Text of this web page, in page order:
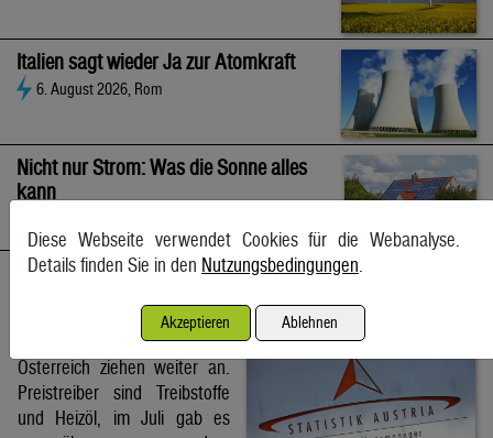
Italien sagt wieder Ja zur Atomkraft
6. August 2026, Rom
Nicht nur Strom: Was die Sonne alles
kann
Großhandelspreise legten auch im Juli kräftig zu
6. August 2026, Wien
Die Großhandelspreise in
Österreich ziehen weiter an.
Preistreiber sind Treibstoffe
und Heizöl, im Juli gab es
Diese Webseite verwendet Cookies für die Webanalyse.
Details finden Sie in den Nutzungsbedingungen.
Akzeptieren Ablehnen